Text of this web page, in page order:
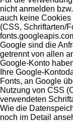
nicht anmelden
auch keine
(CSS, Schriftarten/
Google sind die
getrennt von allen
Google-Konto
Ihre Google-
Fonts, an Google
Nutzung von CSS
verwendeten
Wie die
noch im Detail